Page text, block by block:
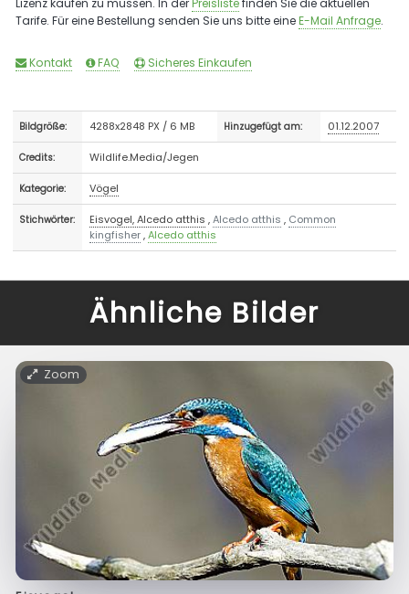
Lizenz kaufen zu müssen. In derPreislistefinden Sie die aktuellen
Tarife. Für eine Bestellung senden Sie uns bitte eineE-Mail Anfrage.
Kontakt FAQ Sicheres Einkaufen
Bildgröße: 4288x2848 PX / 6 MB Hinzugefügt am: 01.12.2007
Credits: Wildlife.Media/Jegen
Kategorie: Vögel
Stichwörter: Eisvogel, Alcedo atthis ,Alcedo atthis , Common
kingfisher,Alcedo atthis
Ähnliche Bilder
Zoom